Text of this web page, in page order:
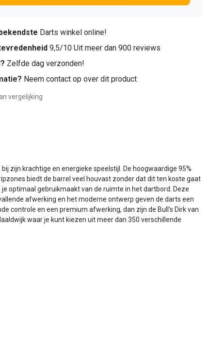
Darts winkel online!
9,5/10 Uit meer dan 900 reviews
Zelfde dag verzonden!
Neem contact op over dit product
vergelijking
zijn krachtige en energieke speelstijl. De hoogwaardige 95%
biedt de barrel veel houvast zonder dat dit ten koste gaat
optimaal gebruikmaakt van de ruimte in het dartbord. Deze
afwerking en het moderne ontwerp geven de darts een
controle en een premium afwerking, dan zijn de Bull's Dirk van
waar je kunt kiezen uit meer dan 350 verschillende